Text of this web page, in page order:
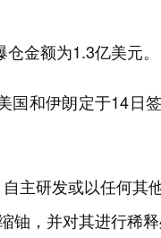
金额为1.3亿美元。
国和伊朗定于14日
主研发或以任何其
铀，并对其进行稀